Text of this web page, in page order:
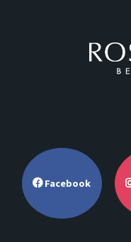
Facebook